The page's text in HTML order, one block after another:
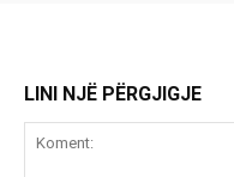
LINI NJË PËRGJIGJE